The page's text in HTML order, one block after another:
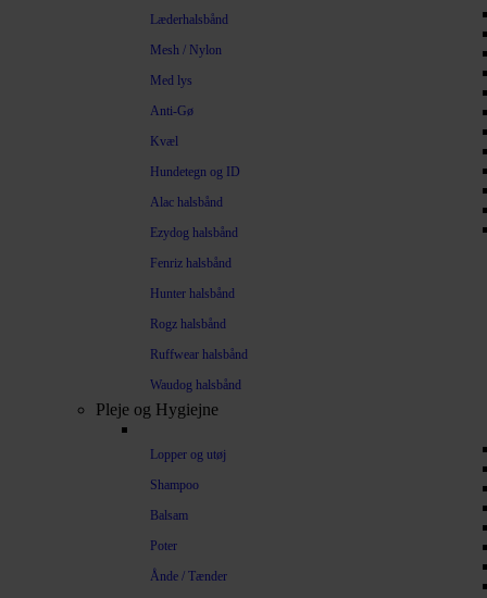
Læderhalsbånd
Mesh / Nylon
Med lys
Anti-Gø
Kvæl
Hundetegn og ID
Alac halsbånd
Ezydog halsbånd
Fenriz halsbånd
Hunter halsbånd
Rogz halsbånd
Ruffwear halsbånd
Waudog halsbånd
Pleje og Hygiejne
Lopper og utøj
Shampoo
Balsam
Poter
Ånde / Tænder